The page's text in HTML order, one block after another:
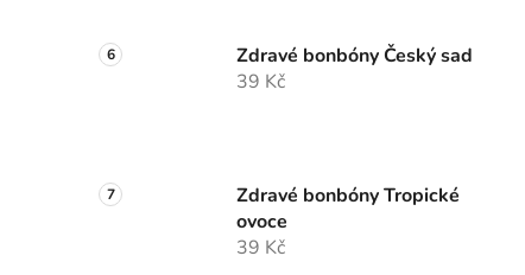
Zdravé bonbóny Český sad
39 Kč
Zdravé bonbóny Tropické
ovoce
39 Kč